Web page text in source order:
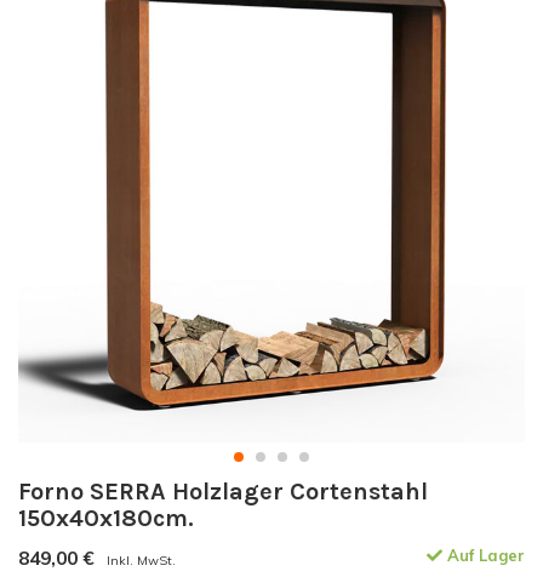
Forno SERRA Holzlager Cortenstahl
150x40x180cm.
849,00 € Inkl. MwSt. Auf Lager